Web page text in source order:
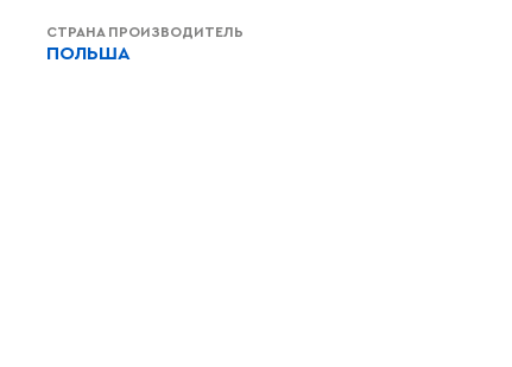
СТРАНА ПРОИЗВОДИТЕЛЬ
ПОЛЬША